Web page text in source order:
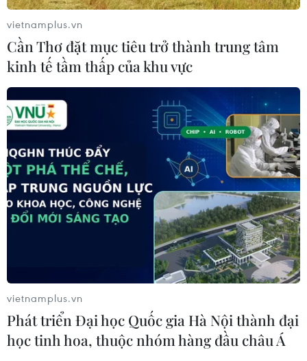
Đại biểu Quốc hội: Cần có chế tài đủ
mạnh để ngăn chặn hàng giả
13/06/2025 08:14
Đại biểu Quốc hội cho rằng cần áp dụng các chế tài đủ
mạnh để răn đe, ngăn chặn các hành vi sản xuất, buôn
bán và vận chuyển hàng giả, hàng kém chất lượng.
vietnamplus.vn
Cần Thơ đặt mục tiêu trở thành trung tâm
kinh tế tầm thấp của khu vực
vietnamplus.vn
Phát triển Đại học Quốc gia Hà Nội thành đại
học tinh hoa, thuộc nhóm hàng đầu châu Á